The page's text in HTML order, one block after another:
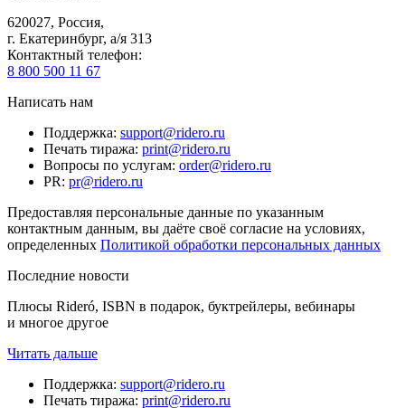
620027, Россия,
г. Екатеринбург, а/я 313
Контактный телефон:
8 800 500 11 67
Написать нам
Поддержка: support@ridero.ru
Печать тиража: print@ridero.ru
Вопросы по услугам: order@ridero.ru
PR: pr@ridero.ru
Предоставляя персональные данные по указанным
контактным данным, вы даёте своё согласие на условиях,
определенных Политикой обработки персональных данных
Последние новости
Плюсы Rideró, ISBN в подарок, буктрейлеры, вебинары
и многое другое
Читать дальше
Поддержка: support@ridero.ru
Печать тиража: print@ridero.ru